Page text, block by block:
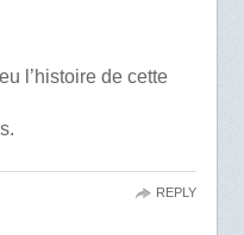
l’histoire de cette
REPLY